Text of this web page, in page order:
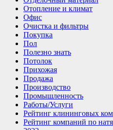
Отопление и климат
Офис
Очистка и фильтры
Покупка
Пол
Полезно знать
Потолок
Прихожая
Продажа
Производство
Промышленность
Работы/Услуги
Рейтинг клининговых
Рейтинг компаний по